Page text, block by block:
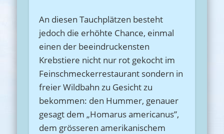
An diesen Tauchplätzen besteht
jedoch die erhöhte Chance, einmal
einen der beeindruckensten
Krebstiere nicht nur rot gekocht im
Feinschmeckerrestaurant sondern in
freier Wildbahn zu Gesicht zu
bekommen: den Hummer, genauer
gesagt dem „Homarus americanus”,
dem grösseren amerikanischem